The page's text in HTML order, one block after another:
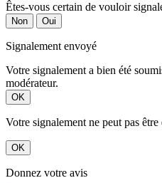
Êtes-vous certain de vouloir
Non Oui
Signalement envoyé
Votre signalement a bien été
modérateur.
OK
Votre signalement ne peut pas être
OK
Donnez votre avis